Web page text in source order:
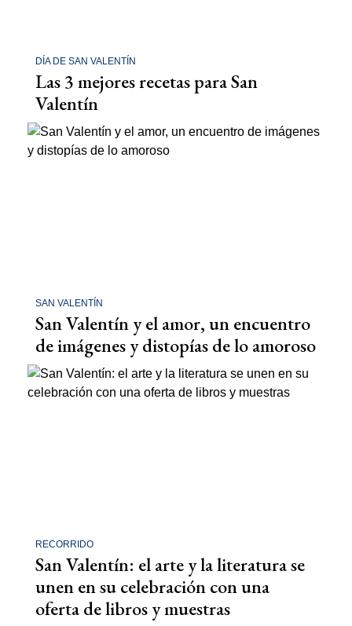
DÍA DE SAN VALENTÍN
Las 3 mejores recetas para San
Valentín
SAN VALENTÍN
San Valentín y el amor, un encuentro
de imágenes y distopías de lo amoroso
RECORRIDO
San Valentín: el arte y la literatura se
unen en su celebración con una
oferta de libros y muestras